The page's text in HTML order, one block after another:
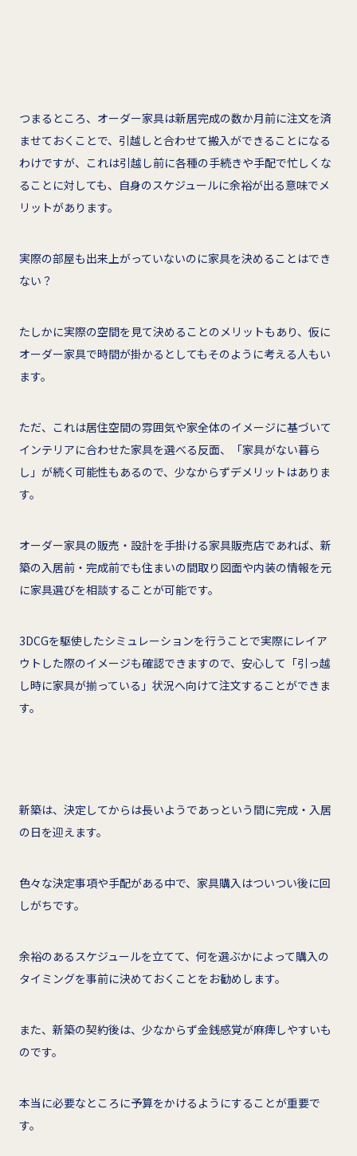
つまるところ、オーダー家具は新居完成の数か月前に注文を済
ませておくことで、引越しと合わせて搬入ができることになる
わけですが、これは引越し前に各種の手続きや手配で忙しくな
ることに対しても、自身のスケジュールに余裕が出る意味でメ
リットがあります。
実際の部屋も出来上がっていないのに家具を決めることはでき
ない？
たしかに実際の空間を見て決めることのメリットもあり、仮に
オーダー家具で時間が掛かるとしてもそのように考える人もい
ます。
ただ、これは居住空間の雰囲気や家全体のイメージに基づいて
インテリアに合わせた家具を選べる反面、「家具がない暮ら
し」が続く可能性もあるので、少なからずデメリットはありま
す。
オーダー家具の販売・設計を手掛ける家具販売店であれば、新
築の入居前・完成前でも住まいの間取り図面や内装の情報を元
に家具選びを相談することが可能です。
3DCGを駆使したシミュレーションを行うことで実際にレイア
ウトした際のイメージも確認できますので、安心して「引っ越
し時に家具が揃っている」状況へ向けて注文することができま
す。
新築は、決定してからは長いようであっという間に完成・入居
の日を迎えます。
色々な決定事項や手配がある中で、家具購入はついつい後に回
しがちです。
余裕のあるスケジュールを立てて、何を選ぶかによって購入の
タイミングを事前に決めておくことをお勧めします。
また、新築の契約後は、少なからず金銭感覚が麻痺しやすいも
のです。
本当に必要なところに予算をかけるようにすることが重要で
す。